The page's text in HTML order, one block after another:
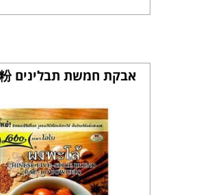
אבקת חמשת תבלינים 五香料粉